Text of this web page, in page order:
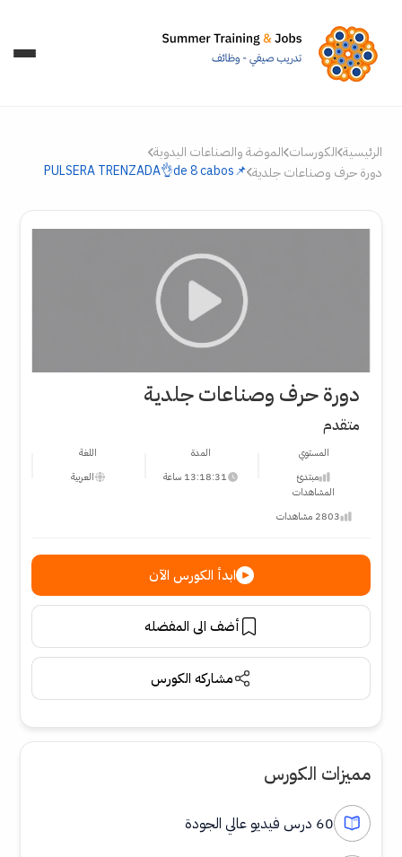
الرئيسية الكورسات الموضة والصناعات اليدوية
دورة حرف وصناعات جلدية 📌PULSERA TRENZADA👌de 8 cabos
دورة حرف وصناعات جلدية
متقدم
المستوي
مبتدئ
المدة
13:18:31 ساعة
اللغة
العربية
المشاهدات
2803 مشاهدات
ابدأ الكورس الآن
أضف الى المفضله
مشاركه الكورس
مميزات الكورس
60 درس فيديو عالي الجودة